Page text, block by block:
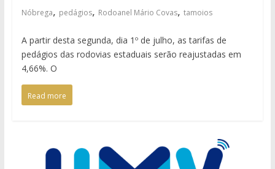
Nóbrega, pedágios, Rodoanel Mário Covas, tamoios
A partir desta segunda, dia 1º de julho, as tarifas de
pedágios das rodovias estaduais serão reajustadas em
4,66%. O
Read more